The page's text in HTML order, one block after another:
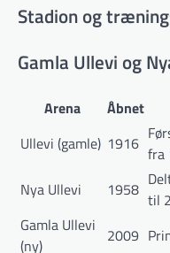
Stadion og
Gamla Ullevi og
Arena Åbnet
Ullevi (gamle) 1916 fra
Nya Ullevi
1958 til
Gamla Ullevi
(ny)
2009